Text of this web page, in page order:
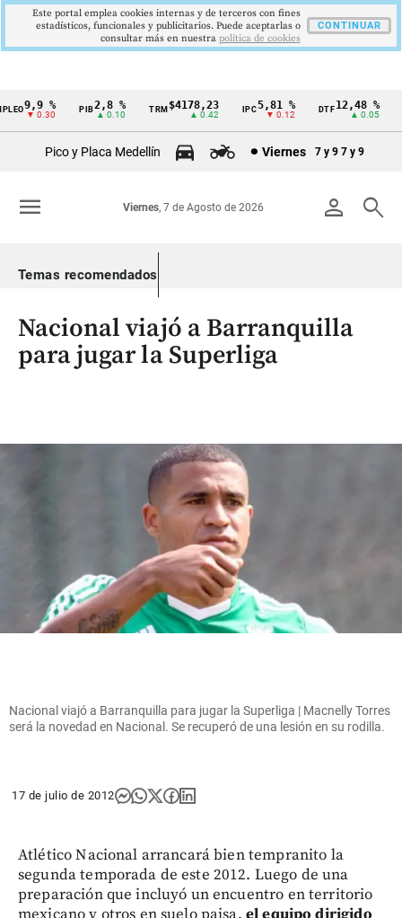
Cintillo
Colombia
9,9 %
▼ 0.30
PIB2,8 %
▲ 0.10
TRM$4178,23
▲ 0.42
5,81 %
▼ 0.12
DTF12,48 %
▲ 0.05
Pico y Placa Medellín Viernes 7 y 9 7 y 9
person search
Viernes, 7 de Agosto de 2026
menu
Temas recomendados
Nacional viajó a Barranquilla
para jugar la Superliga
Nacional viajó a Barranquilla para jugar la Superliga | Macnelly Torres
será la novedad en Nacional. Se recuperó de una lesión en su rodilla.
17 de julio de 2012
Atlético Nacional arrancará bien tempranito la
segunda temporada de este 2012. Luego de una
preparación que incluyó un encuentro en territorio
mexicano y otros en suelo paisa, el equipo dirigido
Este portal emplea cookies internas y de terceros con fines
estadísticos, funcionales y publicitarios. Puede aceptarlas o
consultar más en nuestra politica de cookies
CONTINUAR